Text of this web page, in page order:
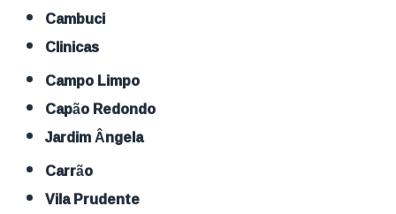
Cambuci
Clinicas
Campo Limpo
Capão Redondo
Jardim Ângela
Carrão
Vila Prudente